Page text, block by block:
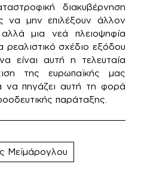
διακυβέρνηση
να μην επιλέξουν άλλον
μια νεά πλειοψηφία
ρεαλιστικό σχέδιο εξόδου
είναι αυτή η τελευταία
της ευρωπαϊκής μας
να πηγάζει αυτή τη φορά
παράταξης.
Μεϊμάρογλου